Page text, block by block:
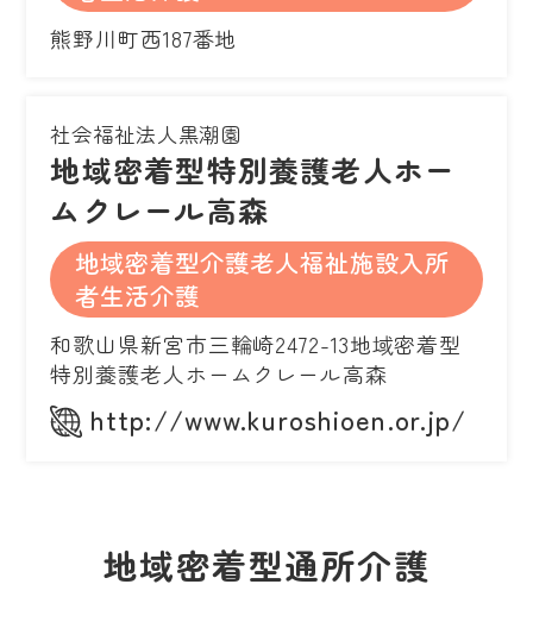
熊野川町西187番地
社会福祉法人黒潮園
地域密着型特別養護老人ホー
ムクレール高森
地域密着型介護老人福祉施設入所
者生活介護
和歌山県新宮市三輪崎2472-13地域密着型
特別養護老人ホームクレール高森
http://www.kuroshioen.or.jp/
地域密着型通所介護